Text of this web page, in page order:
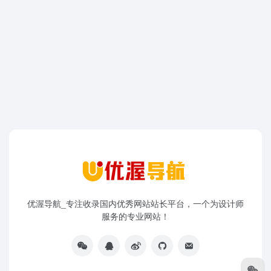
优渥导航_专注收录国内优秀网站站长平台，一个为设计师
服务的专业网站！